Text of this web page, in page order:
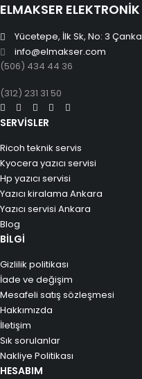
ELMAKSER ELEKTRONİK
Yücetepe, İlk Sk, No: 3
info@elmakser.com
(506) 434 44 36
(312) 231 31 50
SERVİSLER
Ricoh teknik servis
Kyocera yazıcı servisi
Hp yazıcı servisi
Yazıcı kiralama Ankara
Yazıcı servisi Ankara
Blog
BİLGİ
Gizlilik politikası
İade ve değişim
Mesafeli satış sözleşmesi
Hakkımızda
İletişim
Sık sorulanlar
Nakliye Politikası
HESABIM